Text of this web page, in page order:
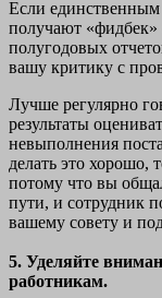
Если единственным
получают «фидбек»
полугодовых
вашу критику с
Лучше регулярно
результаты
невыполнения
делать это хорошо,
потому что вы
пути, и сотрудник
вашему совету и
5. Уделяйте
работникам.